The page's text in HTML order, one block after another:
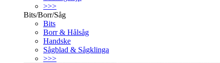
>>>
Bits/Borr/Såg
Bits
Borr & Hålsåg
Handske
Sågblad & Sågklinga
>>>